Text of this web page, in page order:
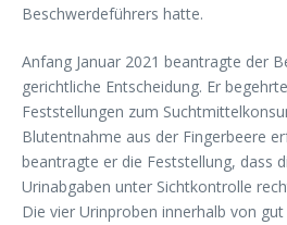
Beschwerdeführers hatte.
Anfang Januar 2021 beantragte der
gerichtliche Entscheidung. Er
Feststellungen zum
Blutentnahme aus der Fingerbeere
beantragte er die Feststellung, dass
Urinabgaben unter Sichtkontrolle
Die vier Urinproben innerhalb von